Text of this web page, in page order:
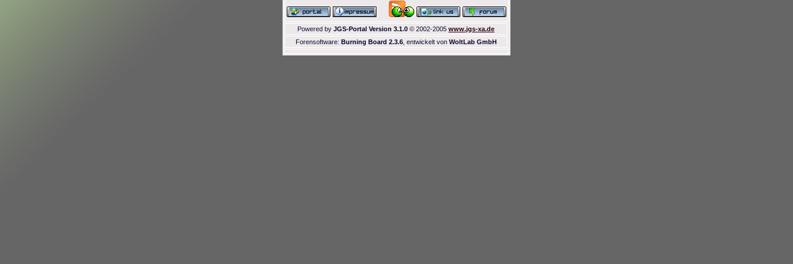
Powered by JGS-Portal Version 3.1.0 © 2002-2005 www.jgs-xa.de
Forensoftware: Burning Board 2.3.6, entwickelt von WoltLab GmbH